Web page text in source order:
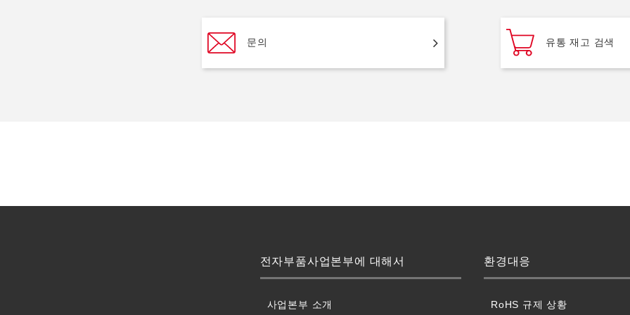
문의 유통 재고 검색
전자부품사업본부에 대해서
사업본부 소개
환경대응
RoHS 규제 상황